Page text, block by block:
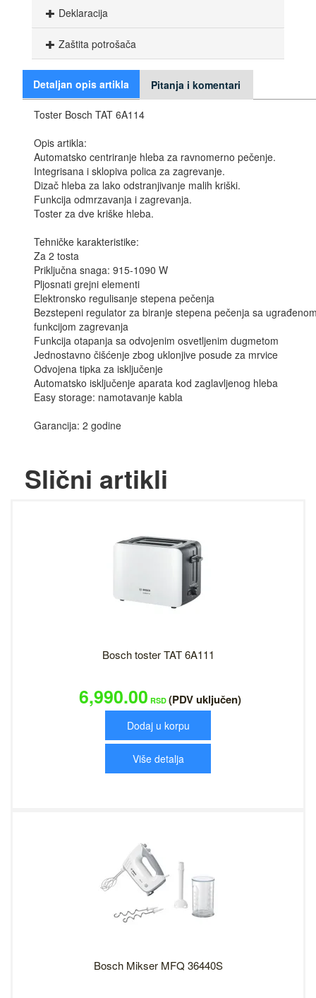
Deklaracija
Zaštita potrošača
Detaljan opis artikla Pitanja i komentari
Toster Bosch TAT 6A114
Opis artikla:
Automatsko centriranje hleba za ravnomerno pečenje.
Integrisana i sklopiva polica za zagrevanje.
Dizač hleba za lako odstranjivanje malih kriški.
Funkcija odmrzavanja i zagrevanja.
Toster za dve kriške hleba.
Tehničke karakteristike:
Za 2 tosta
Priključna snaga: 915-1090 W
Pljosnati grejni elementi
Elektronsko regulisanje stepena pečenja
Bezstepeni regulator za biranje stepena pečenja sa
funkcijom zagrevanja
Funkcija otapanja sa odvojenim osvetljenim dugmetom
Jednostavno čišćenje zbog uklonjive posude za mrvice
Odvojena tipka za isključenje
Automatsko isključenje aparata kod zaglavljenog hleba
Easy storage: namotavanje kabla
Garancija: 2 godine
Slični artikli
Bosch toster TAT 6A111
6,990.00 RSD (PDV uključen)
Dodaj u korpu
Više detalja
Bosch Mikser MFQ 36440S